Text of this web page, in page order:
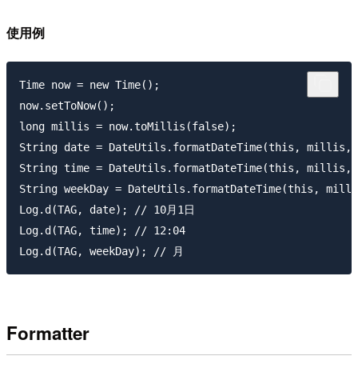
使用例
Time now = new Time();
now.setToNow();
long millis = now.toMillis(false);
String date = DateUtils.formatDateTime(this, millis,
String time = DateUtils.formatDateTime(this, millis,
String weekDay = DateUtils.formatDateTime(this, millis,
Log.d(TAG, date); // 10月1日
Log.d(TAG, time); // 12:04
Formatter